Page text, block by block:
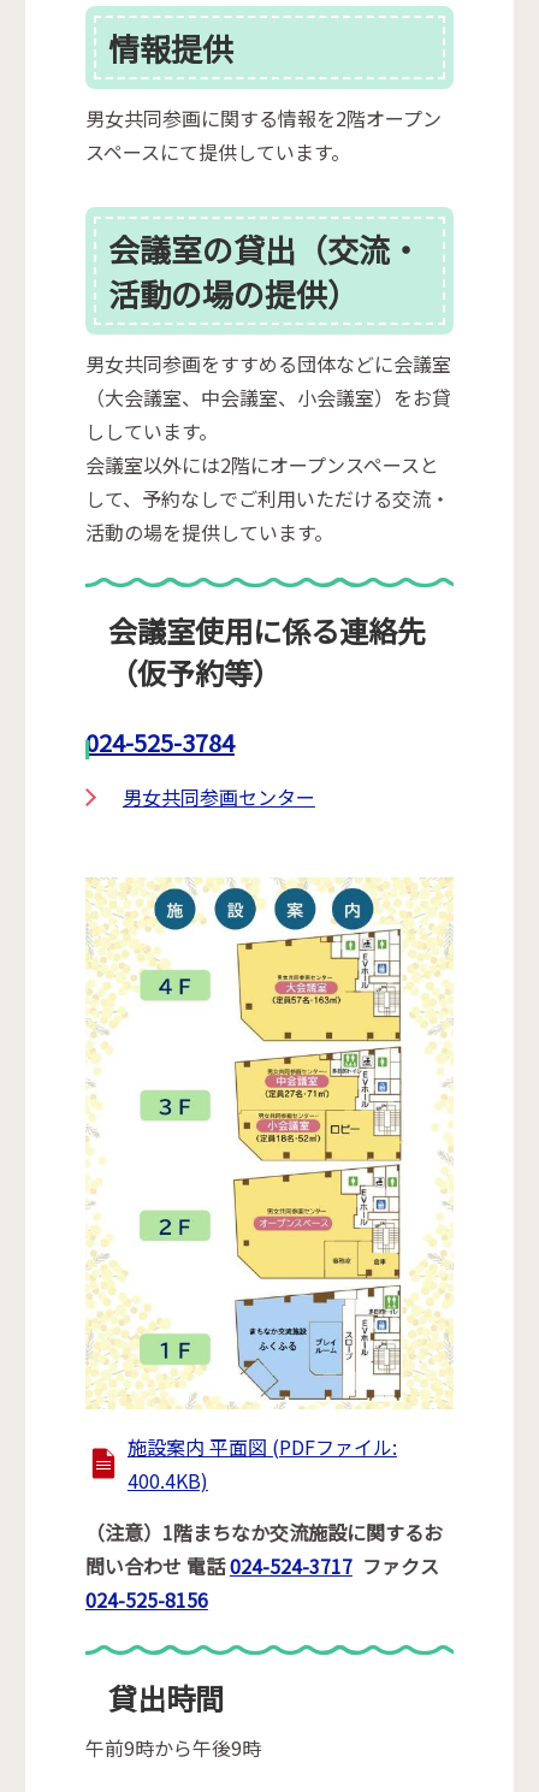
情報提供
男女共同参画に関する情報を2階オープン
スペースにて提供しています。
会議室の貸出（交流・
活動の場の提供）
男女共同参画をすすめる団体などに会議室
（大会議室、中会議室、小会議室）をお貸
ししています。
会議室以外には2階にオープンスペースと
して、予約なしでご利用いただける交流・
活動の場を提供しています。
会議室使用に係る連絡先
（仮予約等）
024-525-3784
男女共同参画センター
施設案内 平面図 (PDFファイル:
400.4KB)
（注意）1階まちなか交流施設に関するお
問い合わせ 電話024-524-3717ファクス
024-525-8156
貸出時間
午前9時から午後9時